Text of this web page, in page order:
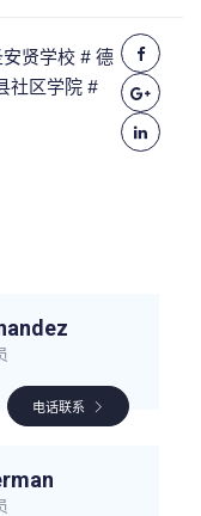
贤学校 # 德
社区学院 #
电话联系